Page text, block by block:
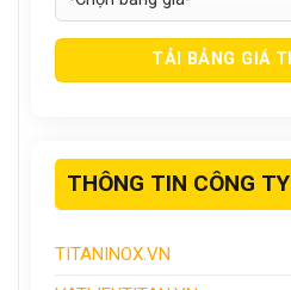
THÔNG TIN CÔNG TY
TITANINOX.VN